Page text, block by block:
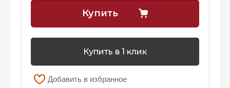
Купить
Купить в 1 клик
Добавить в избранное